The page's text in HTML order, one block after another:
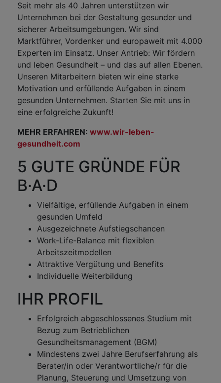
Seit mehr als 40 Jahren unterstützen wir
Unternehmen bei der Gestaltung gesunder und
sicherer Arbeitsumgebungen. Wir sind
Marktführer, Vordenker und europaweit mit 4.000
Experten im Einsatz. Unser Antrieb: Wir fördern
und leben Gesundheit – und das auf allen Ebenen.
Unseren Mitarbeitern bieten wir eine starke
Motivation und erfüllende Aufgaben in einem
gesunden Unternehmen. Starten Sie mit uns in
eine erfolgreiche Zukunft!
MEHR ERFAHREN: www.wir-leben-
gesundheit.com
5 GUTE GRÜNDE FÜR
B·A·D
Vielfältige, erfüllende Aufgaben in einem
gesunden Umfeld
Ausgezeichnete Aufstiegschancen
Work-Life-Balance mit flexiblen
Arbeitszeitmodellen
Attraktive Vergütung und Benefits
Individuelle Weiterbildung
IHR PROFIL
Erfolgreich abgeschlossenes Studium mit
Bezug zum Betrieblichen
Gesundheitsmanagement (BGM)
Mindestens zwei Jahre Berufserfahrung als
Berater/in oder Verantwortliche/r für die
Planung, Steuerung und Umsetzung von